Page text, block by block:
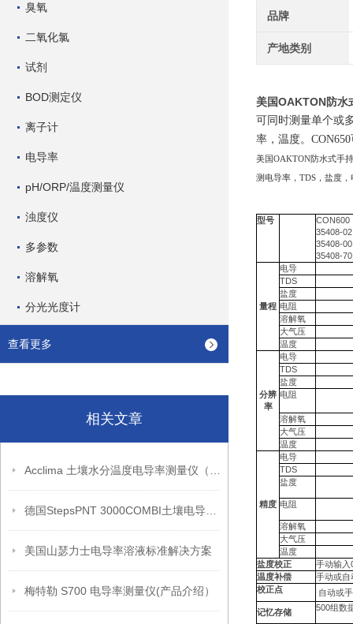
臭氧
二氧化氯
试剂
BOD测定仪
离子计
电导率
pH/ORP/温度测量仪
浊度仪
多参数
溶解氧
分光光度计
查看更多
相关文章
美国山瑟力士电导率溶液标准解决方案
梅特勒 S700 电导率测量仪(产品介绍）
品牌
产地类别
美国OAKTON防水
可同时测量单个或
率，温度。
美国OAKTON防水式手
测电导率，TDS，盐度
型号
CON600
35408-02
35408-00
35408-70
量程
电导
TDS
盐度
电阻
溶解氧
大气压
温度
分辨
率
电导
TDS
盐度
电阻
溶解氧
大气压
温度
精度
电导
TDS
盐度
电阻
溶解氧
大气压
温度
盐度校正
手动输入
温度补偿
手动或自
校正点
自动或
记忆存储 500组数